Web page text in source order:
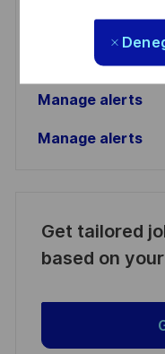
Manage alerts
Manage alerts
Get tailored
based on